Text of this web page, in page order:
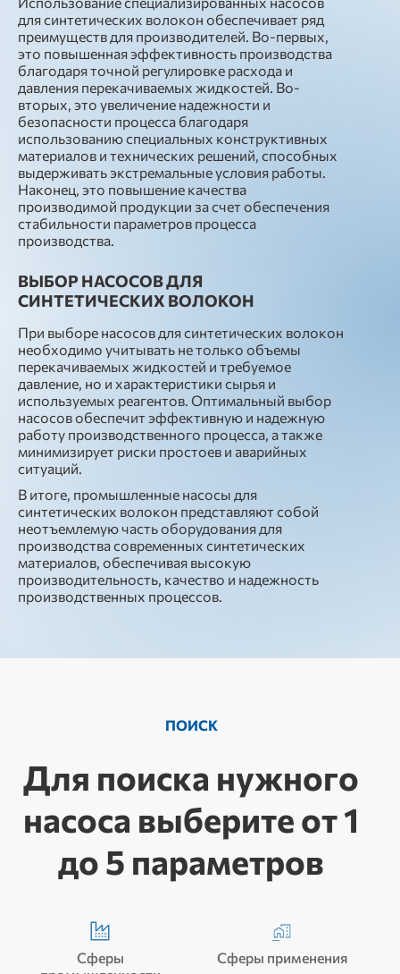
для синтетических волокон обеспечивает ряд
преимуществ для производителей. Во-первых,
это повышенная эффективность производства
благодаря точной регулировке расхода и
давления перекачиваемых жидкостей. Во-
вторых, это увеличение надежности и
безопасности процесса благодаря
использованию специальных конструктивных
материалов и технических решений, способных
выдерживать экстремальные условия работы.
Наконец, это повышение качества
производимой продукции за счет обеспечения
стабильности параметров процесса
производства.
ВЫБОР НАСОСОВ ДЛЯ
СИНТЕТИЧЕСКИХ ВОЛОКОН
При выборе насосов для синтетических волокон
необходимо учитывать не только объемы
перекачиваемых жидкостей и требуемое
давление, но и характеристики сырья и
используемых реагентов. Оптимальный выбор
насосов обеспечит эффективную и надежную
работу производственного процесса, а также
минимизирует риски простоев и аварийных
ситуаций.
В итоге, промышленные насосы для
синтетических волокон представляют собой
неотъемлемую часть оборудования для
производства современных синтетических
материалов, обеспечивая высокую
производительность, качество и надежность
производственных процессов.
ПОИСК
Для поиска нужного
насоса выберите от 1
до 5 параметров
Сферы
Сферы применения